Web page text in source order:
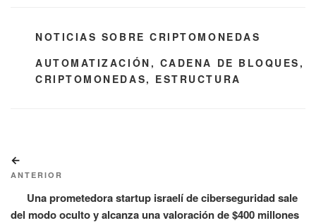
CATEGORÍAS
NOTICIAS SOBRE CRIPTOMONEDAS
ETIQUETAS
AUTOMATIZACIÓN , CADENA DE BLOQUES ,
CRIPTOMONEDAS, ESTRUCTURA
de
entradas
anterior:
ANTERIOR
Una prometedora startup israelí de ciberseguridad sale
del modo oculto y alcanza una valoración de $400 millones